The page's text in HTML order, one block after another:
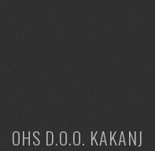
OHS D.O.O. KAKANJ